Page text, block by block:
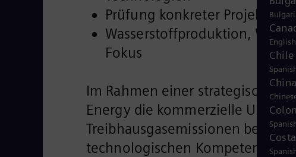
Prüfung konkreter Projekte
Wasserstoffproduktion,
Fokus
Im Rahmen einer strategischen
Energy die kommerzielle
Treibhausgasemissionen
technologischen Kompetenzen
English
Chile
China